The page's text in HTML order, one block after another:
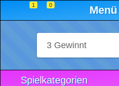
1 0 Menü
Spielkategorien